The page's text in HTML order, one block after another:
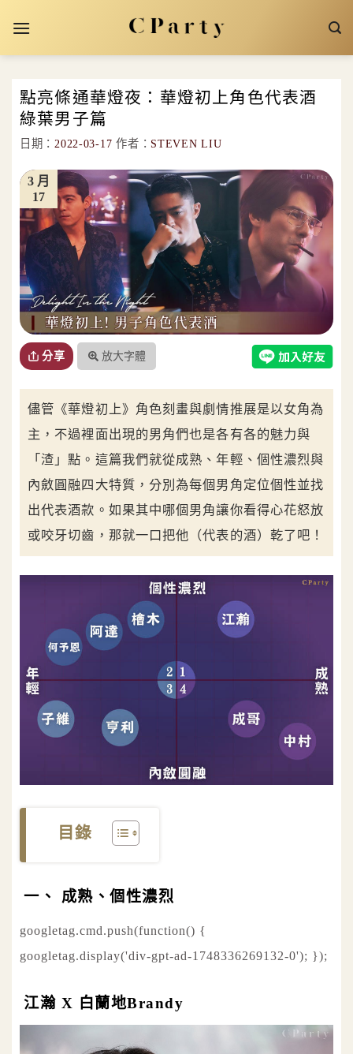
點亮條通華燈夜：華燈初上角色代表酒
綠葉男子篇
日期：2022-03-17 作者： STEVEN LIU
17
3 月
分享 放大字體
儘管《華燈初上》角色刻畫與劇情推展是以女角為
主，不過裡面出現的男角們也是各有各的魅力與
「渣」點。這篇我們就從成熟、年輕、個性濃烈與
內斂圓融四大特質，分別為每個男角定位個性並找
出代表酒款。如果其中哪個男角讓你看得心花怒放
或咬牙切齒，那就一口把他（代表的酒）乾了吧！
目錄
一、 成熟、個性濃烈
googletag.cmd.push(function() {
googletag.display('div-gpt-ad-1748336269132-0'); });
江瀚 X 白蘭地Brandy